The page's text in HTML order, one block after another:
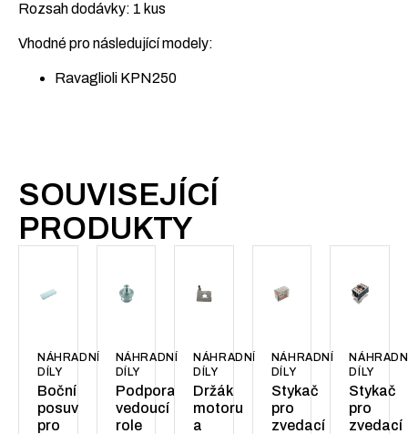
Rozsah dodávky: 1 kus
Vhodné pro následující modely:
Ravaglioli KPN250
SOUVISEJÍCÍ
PRODUKTY
NÁHRADNÍ
DÍLY
Boční
posuv
pro
NÁHRADNÍ
DÍLY
Podpora
vedoucí
role
NÁHRADNÍ
DÍLY
Držák
motoru
a
NÁHRADNÍ
DÍLY
Stykač
pro
zvedací
DÍLY
Stykač
pro
zvedací